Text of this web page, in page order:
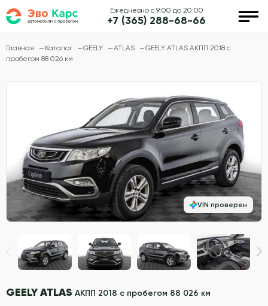
Ежедневно с 9:00 до 20:00
+7 (365) 288-68-66
Главная Каталог GEELY ATLAS
GEELY ATLAS АКПП 2018 с
пробегом 88 026 км
GEELY ATLAS АКПП 2018 с пробегом 88 026 км
VIN проверен